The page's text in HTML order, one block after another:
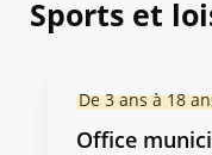
Sports et
De 3 ans à 18
Office